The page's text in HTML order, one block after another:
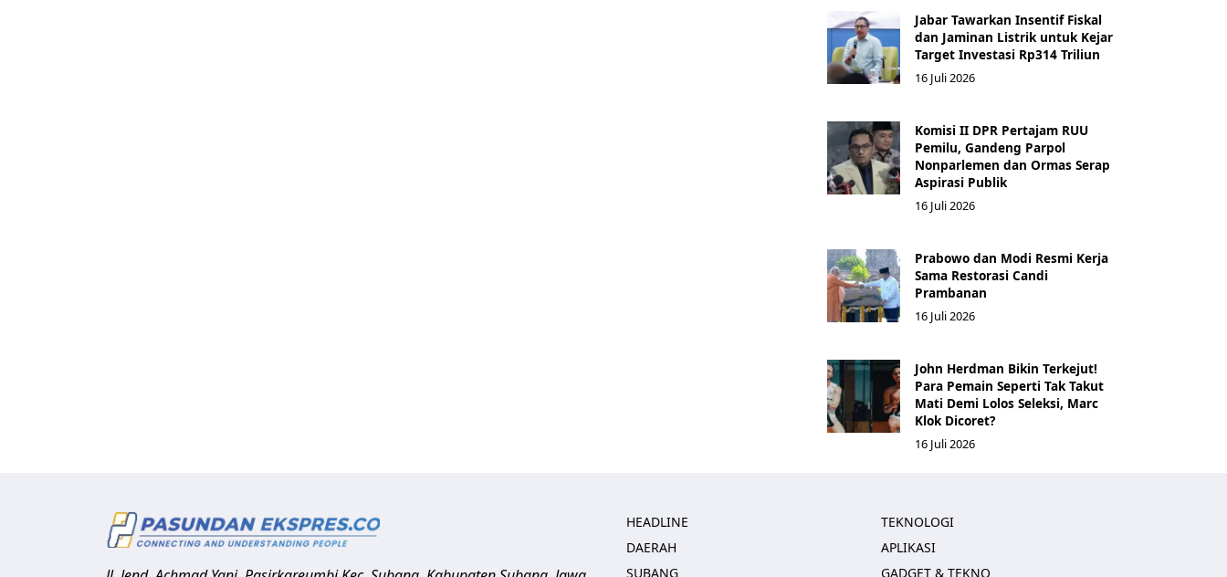
Jabar Tawarkan Insentif Fiskal
dan Jaminan Listrik untuk Kejar
Target Investasi Rp314 Triliun
16 Juli 2026
Komisi II DPR Pertajam RUU
Pemilu, Gandeng Parpol
Nonparlemen dan Ormas Serap
Aspirasi Publik
16 Juli 2026
Prabowo dan Modi Resmi Kerja
Sama Restorasi Candi
Prambanan
16 Juli 2026
John Herdman Bikin Terkejut!
Para Pemain Seperti Tak Takut
Mati Demi Lolos Seleksi, Marc
Klok Dicoret?
16 Juli 2026
HEADLINE
DAERAH
SUBANG
TEKNOLOGI
APLIKASI
GADGET & TEKNO